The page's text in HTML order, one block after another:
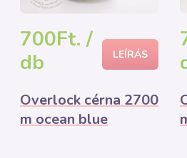
700Ft. /
db
LEÍRÁS
Overlock cérna 2700
m ocean blue